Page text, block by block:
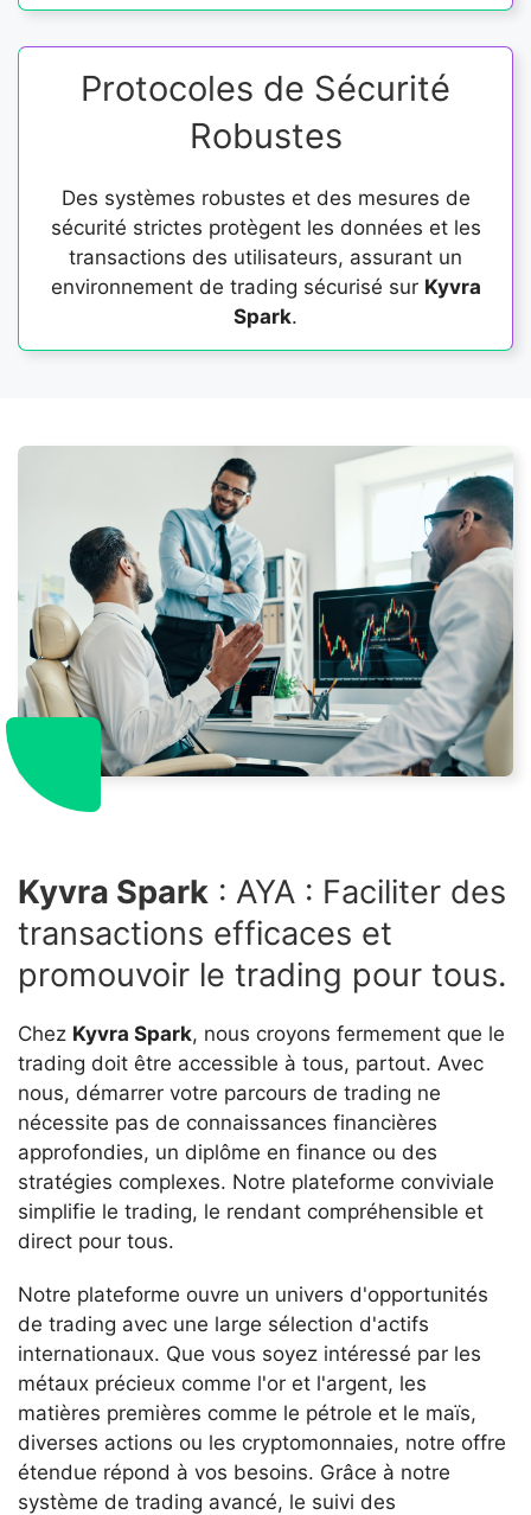
Protocoles de Sécurité
Robustes
Des systèmes robustes et des mesures de
sécurité strictes protègent les données et les
transactions des utilisateurs, assurant un
environnement de trading sécurisé sur Kyvra
Spark.
Kyvra Spark : AYA : Faciliter des
transactions efficaces et
promouvoir le trading pour tous.
Chez Kyvra Spark, nous croyons fermement que le
trading doit être accessible à tous, partout. Avec
nous, démarrer votre parcours de trading ne
nécessite pas de connaissances financières
approfondies, un diplôme en finance ou des
stratégies complexes. Notre plateforme conviviale
simplifie le trading, le rendant compréhensible et
direct pour tous.
Notre plateforme ouvre un univers d'opportunités
de trading avec une large sélection d'actifs
internationaux. Que vous soyez intéressé par les
métaux précieux comme l'or et l'argent, les
matières premières comme le pétrole et le maïs,
diverses actions ou les cryptomonnaies, notre offre
étendue répond à vos besoins. Grâce à notre
système de trading avancé, le suivi des